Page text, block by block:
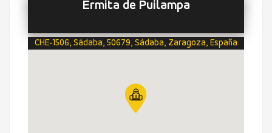
Ermita de Puilampa
CHE-1506, Sádaba, 50679, Sádaba, Zaragoza, España